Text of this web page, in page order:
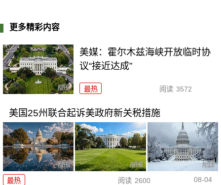
更多精彩内容
美媒：霍尔木兹海峡开放临时协
议“接近达成”
最热 阅读 3572
美国25州联合起诉美政府新关税措施
最热 阅读 2600 08-04